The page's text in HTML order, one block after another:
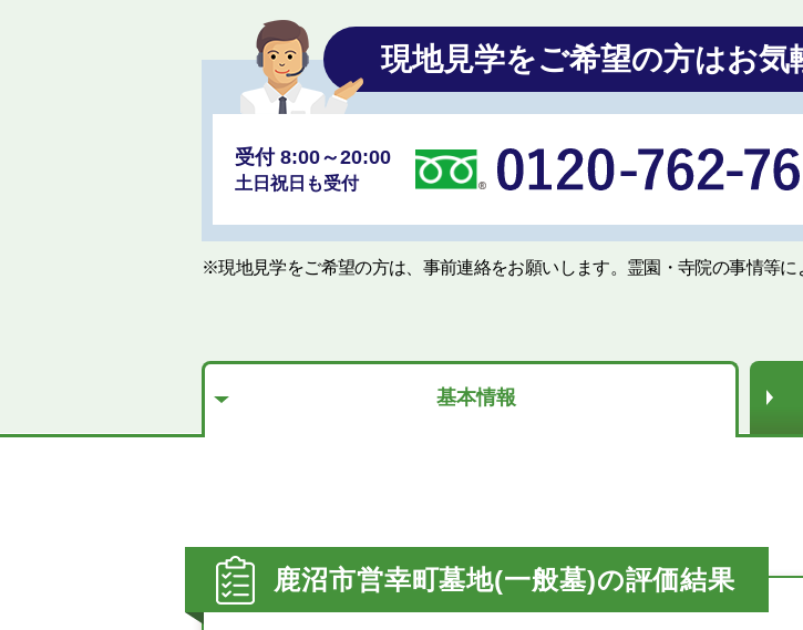
現地見学をご希望の方はお気
受付 8:00～20:00
土日祝日も受付
※現地見学をご希望の方は、事前連絡をお願いします。霊園・寺院の事情等
基本情報
鹿沼市営幸町墓地(一般墓)の評価結果